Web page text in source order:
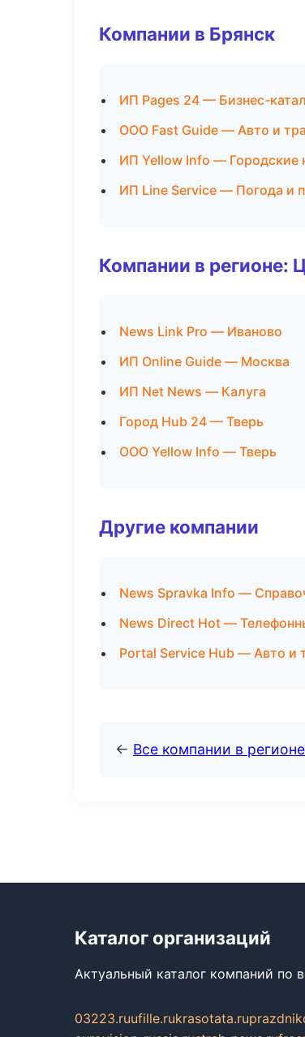
Компании в Брянск
ИП Pages 24 — Бизнес-
ООО Fast Guide — Авто и
ИП Yellow Info — Городские
ИП Line Service — Погода и
Компании в регионе:
News Link Pro — Иваново
ИП Online Guide — Москва
ИП Net News — Калуга
Город Hub 24 — Тверь
ООО Yellow Info — Тверь
Другие компании
News Spravka Info —
News Direct Hot —
Portal Service Hub — Авто и
← Все компании в
Каталог организаций
Актуальный каталог компаний по
03223.ruufille.rukrasotata.ru